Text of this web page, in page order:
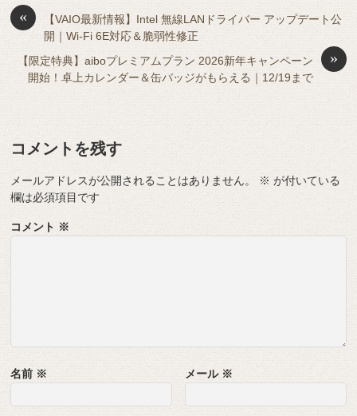
o
o
k
s
y
n
g
er
«
【VAIO最新情報】Intel 無線LANドライバー アップデート公
開｜Wi-Fi 6E対応＆脆弱性修正
»
【限定特典】aiboプレミアムプラン 2026新年キャンペーン
開始！卓上カレンダー＆缶バッジがもらえる｜12/19まで
コメントを残す
メールアドレスが公開されることはありません。 ※ が付いている
欄は必須項目です
コメント ※
名前 ※ メール ※